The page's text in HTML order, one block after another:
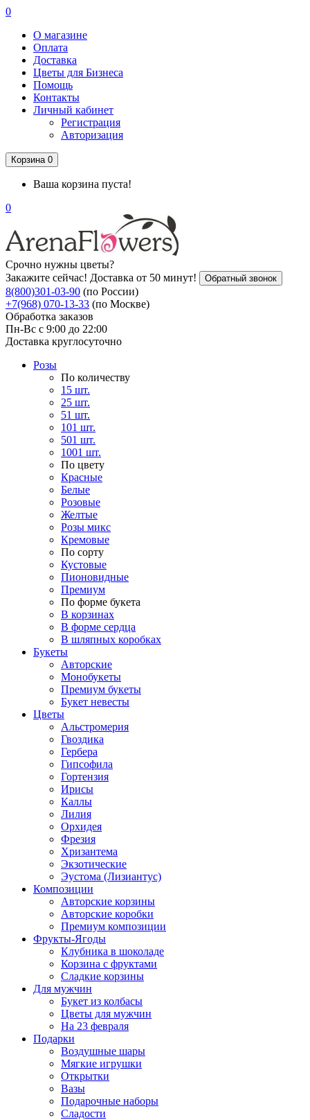
0
О магазине
Оплата
Доставка
Цветы для Бизнеса
Помощь
Контакты
Личный кабинет
Регистрация
Авторизация
Корзина 0
Ваша корзина пуста!
0
Срочно нужны цветы?
Закажите сейчас! Доставка от 50 минут!
Обратный звонок
8(800)301-03-90 (по России)
+7(968) 070-13-33 (по Москве)
Обработка заказов
Пн-Вс с 9:00 до 22:00
Доставка круглосуточно
Розы
По количеству
15 шт.
25 шт.
51 шт.
101 шт.
501 шт.
1001 шт.
По цвету
Красные
Белые
Розовые
Желтые
Розы микс
Кремовые
По сорту
Кустовые
Пионовидные
Премиум
По форме букета
В корзинах
В форме сердца
В шляпных коробках
Букеты
Авторские
Монобукеты
Премиум букеты
Букет невесты
Цветы
Альстромерия
Гвоздика
Гербера
Гипсофила
Гортензия
Ирисы
Каллы
Лилия
Орхидея
Фрезия
Хризантема
Экзотические
Эустома (Лизиантус)
Композиции
Авторские корзины
Авторские коробки
Премиум композиции
Фрукты-Ягоды
Клубника в шоколаде
Корзина с фруктами
Сладкие корзины
Для мужчин
Букет из колбасы
Цветы для мужчин
На 23 февраля
Подарки
Воздушные шары
Мягкие игрушки
Открытки
Вазы
Подарочные наборы
Сладости